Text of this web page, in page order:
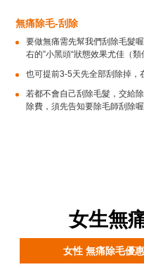
無痛除毛-刮除
要做無痛需先幫我們刮除毛髮
右的”小黑頭“狀態效果尤佳（類
也可提前3-5天先全部刮除掉，
若都不會自己刮除毛髮，交給
除費，須先告知要除毛師刮除
女生無
女性 無痛除毛優惠